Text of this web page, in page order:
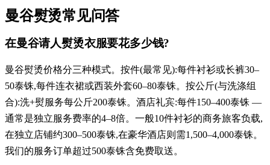
曼谷熨烫常见问答
在曼谷请人熨烫衣服要花多少钱?
曼谷熨烫价格分三种模式。按件(最常见):每件衬衫或长裤30–
50泰铢,每件连衣裙或西装外套60–80泰铢。按公斤(与洗涤组
合):洗+熨服务每公斤200泰铢。酒店礼宾:每件150–400泰铢 —
通常是独立服务费率的4–8倍。一般10件衬衫的商务旅客负载,
在独立店铺约300–500泰铢,在豪华酒店则需1,500–4,000泰铢。
我们的服务订单超过500泰铢含免费取送。